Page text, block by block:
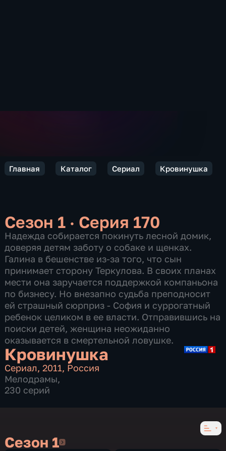
Главная Каталог Сериал Кровинушка
Сезон 1 · Серия 170
Надежда собирается покинуть лесной домик,
доверяя детям заботу о собаке и щенках.
Галина в бешенстве из-за того, что сын
принимает сторону Теркулова. В своих планах
мести она заручается поддержкой компаньона
по бизнесу. Но внезапно судьба преподносит
ей страшный сюрприз - София и суррогатный
ребенок целиком в ее власти. Отправившись на
поиски детей, женщина неожиданно
оказывается в смертельной ловушке.
Кровинушка
Сериал,2011, Россия
Мелодрамы,
230 серий
Сезон 1Сезон 1